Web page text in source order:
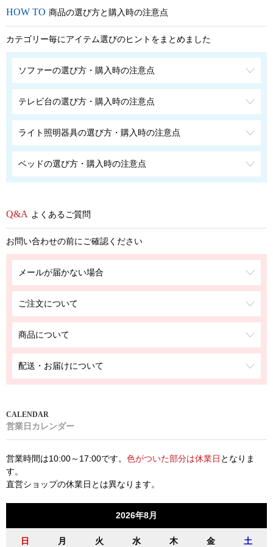
商品の選び方と購入時の注意点
カテゴリー毎にアイテム選びのヒントをまとめました
ソファーの選び方・購入時の注意点
テレビ台の選び方・購入時の注意点
ライト照明器具の選び方・購入時の注意点
ベッドの選び方・購入時の注意点
よくあるご質問
お問い合わせの前にご確認ください
メールが届かない場合
ご注文について
商品について
配送・お届けについて
営業日カレンダー
営業時間は10:00～17:00です。 色がついた部分は休業日 となりま
す。
直営ショップの休業日とは異なります。
2026年8月
日 月 火 水 木 金 土